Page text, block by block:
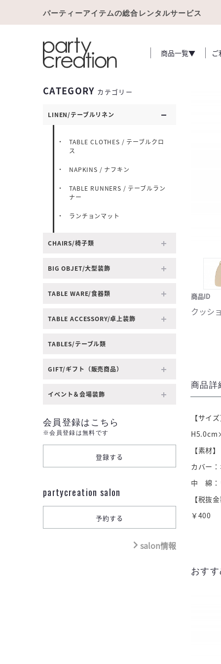
パーティーアイテムの総合レンタルサービス
商品一覧▼
CATEGORY カテゴリー
LINEN/テーブルリネン
TABLE CLOTHES / テーブルクロ
ス
NAPKINS / ナフキン
TABLE RUNNERS / テーブルラン
ナー
ランチョンマット
CHAIRS/椅子類
BIG OBJET/大型装飾
TABLE WARE/食器類
TABLE ACCESSORY/卓上装飾
TABLES/テーブル類
GIFT/ギフト（販売商品）
イベント＆会場装飾
会員登録はこちら
※会員登録は無料です
partycreation salon
salon情報
商品ID
クッシ
商品詳
【サイ
【素材】
カバー
中 綿：
【税抜
￥400
おす